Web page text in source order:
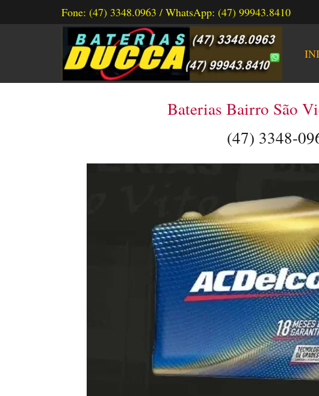
Fone: (47) 3348.0963 / WhatsApp: (47) 99943.8410
Baterias Bairro São
(47) 3348-